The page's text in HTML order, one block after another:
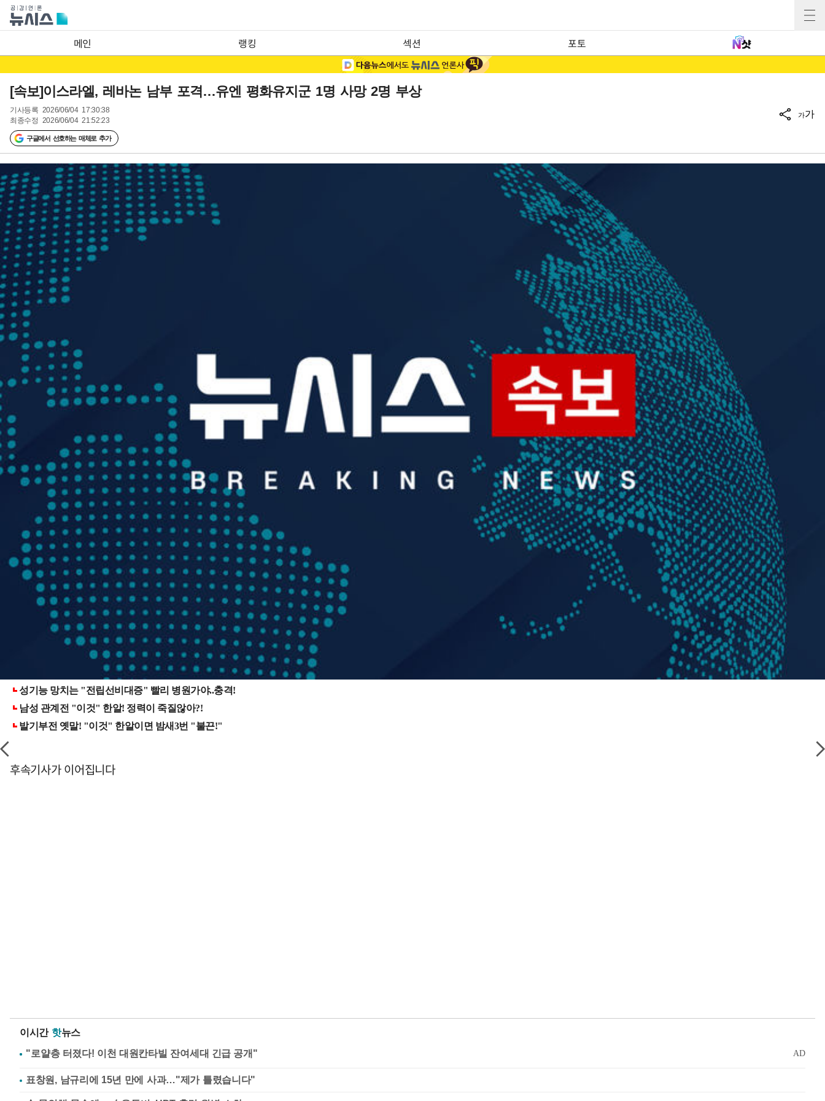
메인 랭킹 섹션 포토
[속보]이스라엘, 레바논 남부 포격…유엔 평화유지군 1명 사망 2명 부상
기사등록 2026/06/04 17:30:38
최종수정 2026/06/04 21:52:23
구글에서 선호하는 매체로 추가
가가
후속기사가 이어집니다
이시간 핫뉴스
표창원, 남규리에 15년 만에 사과…"제가 틀렸습니다"